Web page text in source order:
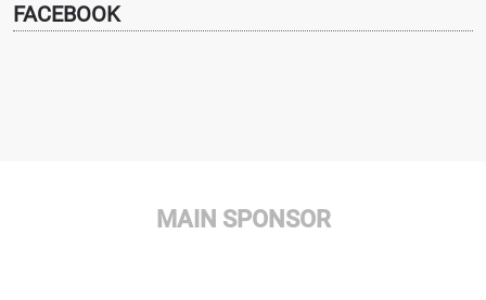
FACEBOOK
MAIN SPONSOR